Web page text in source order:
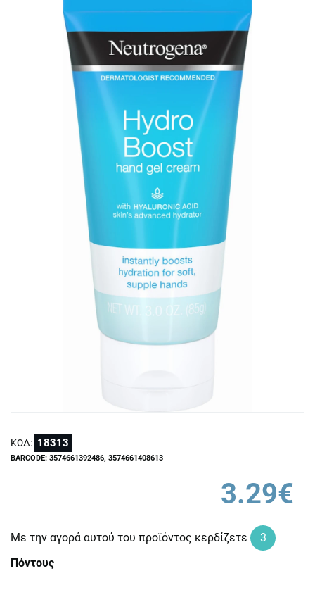
ΚΩΔ: 18313
BARCODE: 3574661392486, 3574661408613
3.29€
Με την αγορά αυτού του προϊόντος κερδίζετε
3
Πόντους